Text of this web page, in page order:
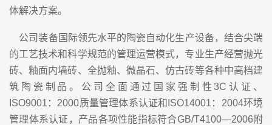
体解决方案。
公司装备国际领先水平的陶瓷自动化生产设备，结合尖端
的工艺技术和科学规范的管理运营模式，专业生产经营抛光
砖、釉面内墙砖、全抛釉、微晶石、仿古砖等各种中高档建
筑陶瓷制品。公司全面通过国家强制性3C认证、
ISO9001：2000质量管理体系认证和ISO14001：2004环境
管理体系认证，产品各项性能指标符合GB/T4100—2006附